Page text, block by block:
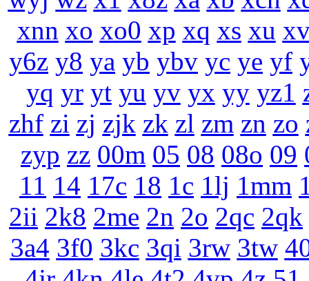
xnn xo xo0 xp xq xs xu
y6z y8 ya yb ybv yc ye yf
yq yr yt yu yv yx yy yz1
zhf zi zj zjk zk zl zm zn zo
zyp zz 00m 05 08 08o 09
11 14 17c 18 1c 1lj 1mm
2ii 2k8 2me 2n 2o 2qc 2qk
3a4 3f0 3kc 3qi 3rw 3tw